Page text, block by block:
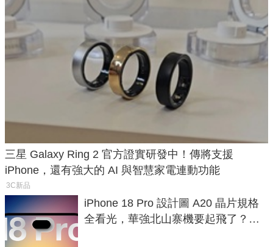
三星 Galaxy Ring 2 官方證實研發中！傳將支援
iPhone，還有強大的 AI 與智慧家電連動功能
3C新品
iPhone 18 Pro 設計圖 A20 晶片規格
全看光，華強北山寨機要起飛了？專